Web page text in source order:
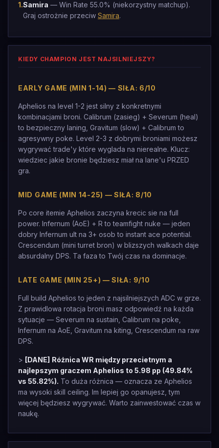
1.Samira — Win Rate 55.0% (niekorzystny matchup).
Graj ostrożnie przeciw Samira.
KIEDY CHAMPION JEST NAJSILNIEJSZY?
EARLY GAME (MIN 1-14) — SIŁA: 6/10
Aphelios na level 1-2 jest silny z konkretnymi
kombinacjami broni. Calibrum (zasieg) + Severum (heal)
to bezpieczny laning, Gravitum (slow) + Calibrum to
agresywny poke. Level 2-3 z dobrymi broniami możesz
wygrywać trade'y które wyglada na nierealne. Klucz:
wiedziec jakie bronie będziesz miał na lane'u PRZED
gra.
MID GAME (MIN 14-25) — SIŁA: 8/10
Po core itemie Aphelios zaczyna krecic sie na full
power. Infernum (AoE) + R to teamfight nuke — jeden
dobry Infernum ult na 3+ osob to instant ace potential.
Crescendum (mini turret bron) w blizszych walkach daje
absurdalny DPS. Ta faza to Twój czas na dominacje.
LATE GAME (MIN 25+) — SIŁA: 9/10
Full build Aphelios to jeden z najsilniejszych ADC w grze.
Z prawidlowa rotacja broni masz odpowiedź na każda
sytuacje — Severum na sustain, Calibrum na poke,
Infernum na AoE, Gravitum na kiting, Crescendum na raw
DPS.
> [DANE] Różnica WR między przecietnym a
najlepszym graczem Aphelios to 5.98 pp (49.84%
vs 55.82%). To duża różnica — oznacza ze Aphelios
ma wysoki skill ceiling. Im lepiej go opanujesz, tym
więcej będziesz wygrywać. Warto zainwestować czas w
naukę.